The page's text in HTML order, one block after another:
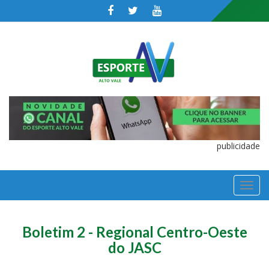
publicidade
Boletim 2 - Regional Centro-Oeste
do JASC